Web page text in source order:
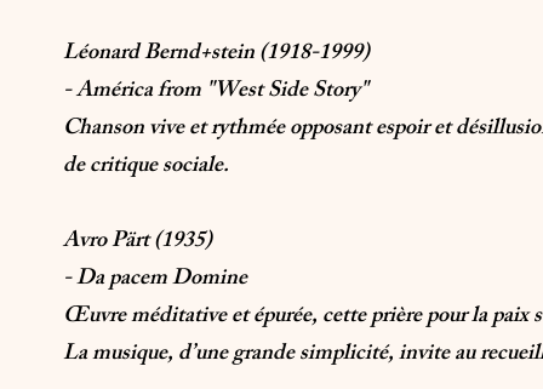
Léonard Bernd+stein (1918-1999)
- América from "West Side Story"
Chanson vive et rythmée opposant espoir et
de critique sociale.
Avro Pärt (1935)
- Da pacem Domine
Œuvre méditative et épurée, cette prière pour la paix
La musique, d’une grande simplicité, invite au